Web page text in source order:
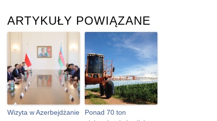
ARTYKUŁY POWIĄZANE
Wizyta w Azerbejdżanie
Ponad 70 ton